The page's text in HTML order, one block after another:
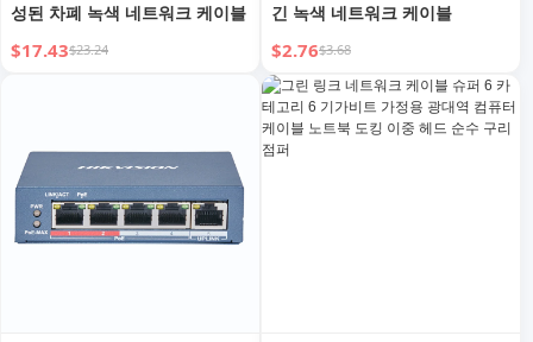
성된 차폐 녹색 네트워크 케이블
$17.43$23.24
긴 녹색 네트워크 케이블
$2.76$3.68